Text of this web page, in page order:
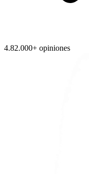
4.82.000+ opiniones